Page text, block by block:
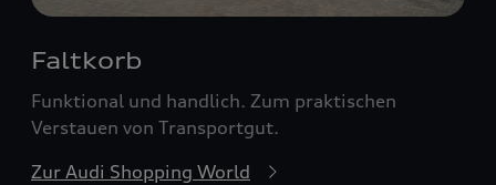
Faltkorb
Funktional und handlich. Zum praktischen
Verstauen von Transportgut.
Zur Audi Shopping World